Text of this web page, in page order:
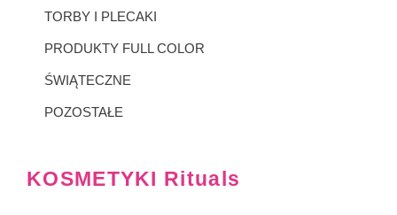
TORBY I PLECAKI
PRODUKTY FULL COLOR
ŚWIĄTECZNE
POZOSTAŁE
KOSMETYKI Rituals